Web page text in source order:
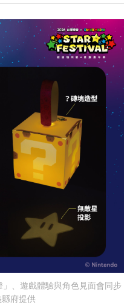
、遊戲體驗與角色見面會同步
府提供